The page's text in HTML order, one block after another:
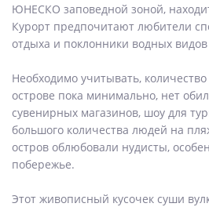
ЮНЕСКО заповедной зоной,
Курорт предпочитают любители
отдыха и поклонники водных видов
Необходимо учитывать,
острове пока минимально, нет
сувенирных магазинов, шоу для
большого количества людей на
остров облюбовали нудисты,
побережье.
Этот живописный кусочек суши